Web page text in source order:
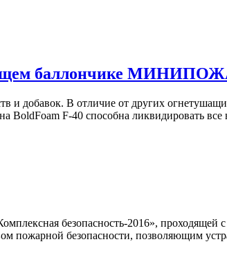
баллончике
и добавок. В отличие от других
F-40 способна ликвидировать все
безопасность-2016», проходящей с
безопасности, позволяющим